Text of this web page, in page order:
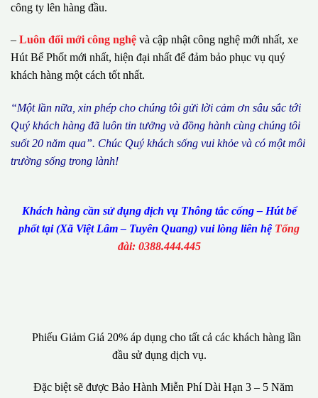
công ty lên hàng đầu.
– Luôn đổi mới công nghệ và cập nhật công nghệ mới nhất, xe
Hút Bể Phốt mới nhất, hiện đại nhất để đảm bảo phục vụ quý
khách hàng một cách tốt nhất.
“Một lần nữa, xin phép cho chúng tôi gửi lời cảm ơn sâu sắc tới
Quý khách hàng đã luôn tin tưởng và đồng hành cùng chúng tôi
suốt 20 năm qua”. Chúc Quý khách sống vui khỏe và có một môi
trường sống trong lành!
Khách hàng cần sử dụng dịch vụ Thông tắc cống – Hút bể
phốt tại (Xã Việt Lâm – Tuyên Quang) vui lòng liên hệ Tổng
đài: 0388.444.445